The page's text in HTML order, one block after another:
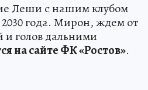
Леши с нашим клубом
года. Мирон, ждем от
и голов дальними
на сайте ФК «Ростов».